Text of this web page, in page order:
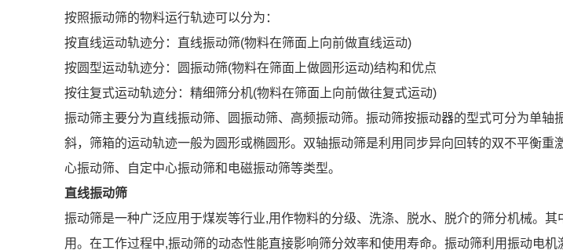
按照振动筛的物料运行轨迹可以分为：
按直线运动轨迹分：直线振动筛(物料在筛面上向前做直线运动)
按圆型运动轨迹分：圆振动筛(物料在筛面上做圆形运动)结构和优点
按往复式运动轨迹分：精细筛分机(物料在筛面上向前做往复式运动)
振动筛主要分为直线振动筛、圆振动筛、高频振动筛。振动筛按振动器的型式可分为单
斜，筛箱的运动轨迹一般为圆形或椭圆形。双轴振动筛是利用同步异向回转的双不平衡
心振动筛、自定中心振动筛和电磁振动筛等类型。
直线振动筛
振动筛是一种广泛应用于煤炭等行业,用作物料的分级、洗涤、脱水、脱介的筛分机械。
用。在工作过程中,振动筛的动态性能直接影响筛分效率和使用寿命。振动筛利用振动电